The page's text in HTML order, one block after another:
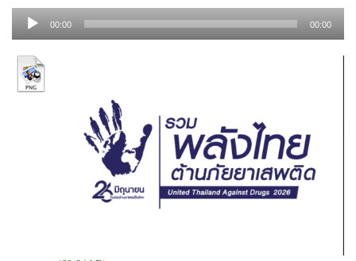
ไฟล์
เสียง
ไฟล์
เสียง
00:00 00:00